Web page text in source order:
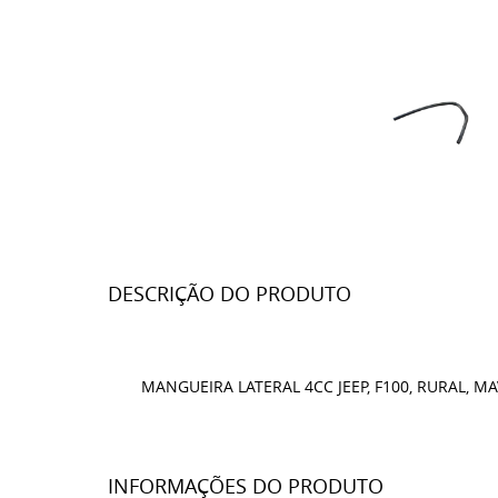
DESCRIÇÃO DO PRODUTO
MANGUEIRA LATERAL 4CC JEEP, F100, RURAL,
INFORMAÇÕES DO PRODUTO